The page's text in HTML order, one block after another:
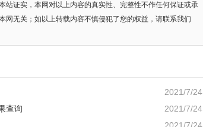
站证实，本网对以上内容的真实性、完整性不作任何保证或承
网无关；如以上转载内容不慎侵犯了您的权益，请联系我们
2021/7/24
2021/7/24
查询